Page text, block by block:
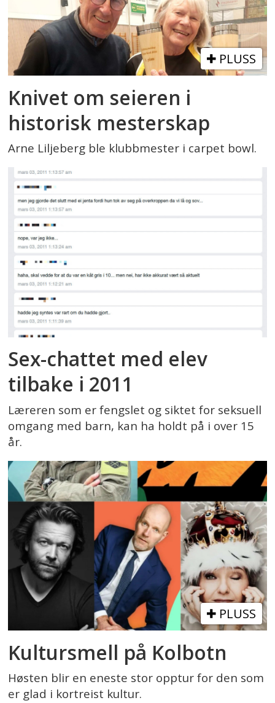
PLUSS
Knivet om seieren i
historisk mesterskap
Arne Liljeberg ble klubbmester i carpet bowl.
Sex-chattet med elev
tilbake i 2011
Læreren som er fengslet og siktet for seksuell
omgang med barn, kan ha holdt på i over 15
år.
PLUSS
Kultursmell på Kolbotn
Høsten blir en eneste stor opptur for den som
er glad i kortreist kultur.